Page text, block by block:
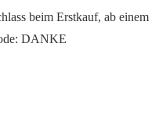
beim Erstkauf, ab einem
DANKE